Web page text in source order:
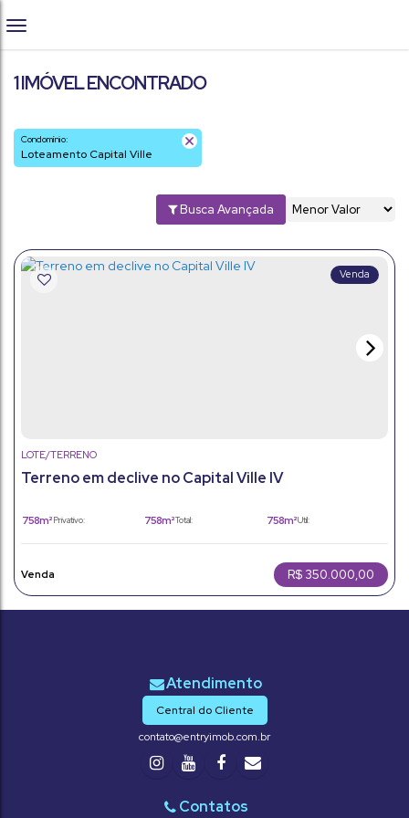
1 IMÓVEL ENCONTRADO
Condomínio:
Loteamento Capital Ville
Busca Avançada
Terreno em declive no Capital Ville IV
LOTE/TERRENO
R$ 350.000,00
Privativo:
758m² Total:
758m² Útil:
758m²
Central do Cliente
contato@entryimob.com.br